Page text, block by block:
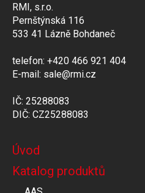
RMI, s.r.o.
Pernštýnská 116
533 41 Lázně Bohdaneč
telefon: +420 466 921 404
E-mail: sale@rmi.cz
IČ: 25288083
DIČ: CZ25288083
Úvod
Katalog produktů